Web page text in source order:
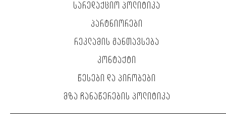
ᲡᲐᲠᲔᲓᲐᲥᲪᲘᲝ ᲞᲝᲚᲘᲢᲘᲙᲐ
ᲞᲐᲠᲢᲜᲘᲝᲠᲔᲑᲘ
ᲠᲔᲙᲚᲐᲛᲘᲡ ᲒᲐᲜᲗᲐᲕᲡᲔᲑᲐ
ᲙᲝᲜᲢᲐᲥᲢᲘ
ᲬᲔᲡᲔᲑᲘ ᲓᲐ ᲞᲘᲠᲝᲑᲔᲑᲘ
ᲛᲖᲐ ᲩᲐᲜᲐᲬᲔᲠᲔᲑᲘᲡ ᲞᲝᲚᲘᲢᲘᲙᲐ